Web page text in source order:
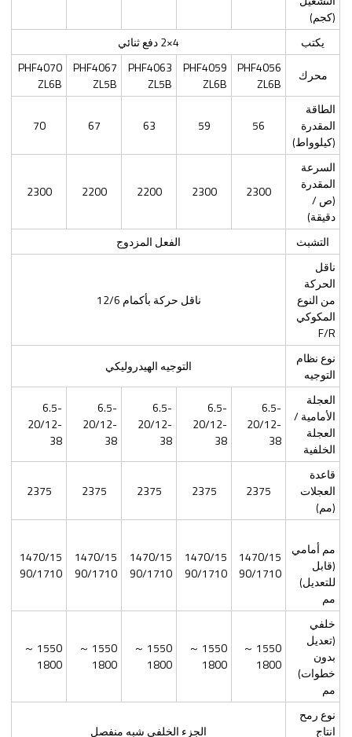
(كجم)
يكتب 4×2 دفع ثنائي
محرك
PHF4056
ZL6B
PHF4059
ZL6B
PHF4063
ZL5B
PHF4067
ZL5B
PHF4070
ZL6B
الطاقة
المقدرة
(كيلوواط)
56
59
63
67
70
السرعة
المقدرة
(ص /
دقيقة)
2300
2300
2200
2200
2300
التشبث
الفعل المزدوج
ناقل
الحركة
من النوع
المكوكي
F/R
ناقل حركة بأكمام 12/6
نوع نظام
التوجيه
التوجيه الهيدروليكي
العجلة
الأمامية /
العجلة
الخلفية
6.5-
20/12-
38
6.5-
20/12-
38
6.5-
20/12-
38
6.5-
20/12-
38
6.5-
20/12-
38
قاعدة
العجلات
(مم)
2375
2375
2375
2375
2375
مم أمامي
(قابل
للتعديل)
مم
1470/15
90/1710
1470/15
90/1710
1470/15
90/1710
1470/15
90/1710
1470/15
90/1710
خلفي
(تعديل
بدون
خطوات)
مم
1550 ～
1800
1550 ～
1800
1550 ～
1800
1550 ～
1800
1550 ～
1800
نوع رمح
انتاج
الجزء الخلفي شبه منفصل